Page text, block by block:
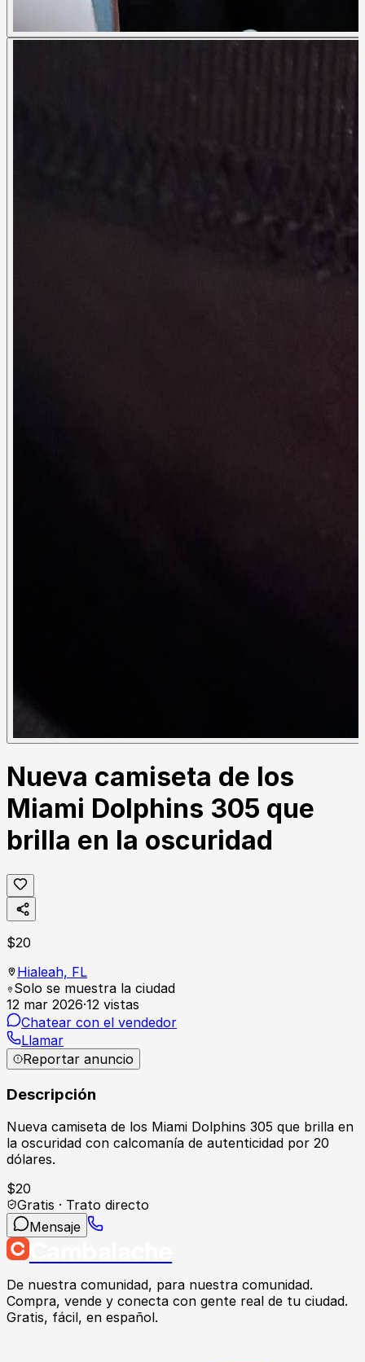
Nueva camiseta de los
Miami Dolphins 305 que
brilla en la oscuridad
$20
Hialeah, FL
Solo se muestra la ciudad
12 mar 2026·12 vistas
Chatear con el vendedor
Llamar
Reportar anuncio
Descripción
Nueva camiseta de los Miami Dolphins 305 que brilla en
la oscuridad con calcomanía de autenticidad por 20
dólares.
$20
Gratis · Trato directo
Mensaje
De nuestra comunidad, para nuestra comunidad.
Compra, vende y conecta con gente real de tu ciudad.
Gratis, fácil, en español.